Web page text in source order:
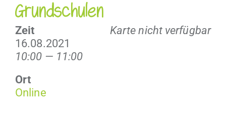
Grundschulen
Karte nicht verfügbar
Zeit
16.08.2021
10:00 — 11:00
Ort
Online